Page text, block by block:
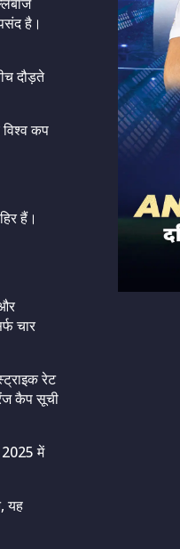
है।
दौड़ते
कप
हैं।
चार
रेट
कैप सूची
2025 में
यह